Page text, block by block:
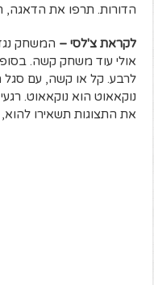
הדורות. תרפו את הדאגה,
לקראת צ'לסי – המשחק נגד
אולי עוד משחק קשה.
לרבע. קל או קשה, עם
נוקאאוט הוא נוקאאוט.
את התצוגות תשאירו להוא,